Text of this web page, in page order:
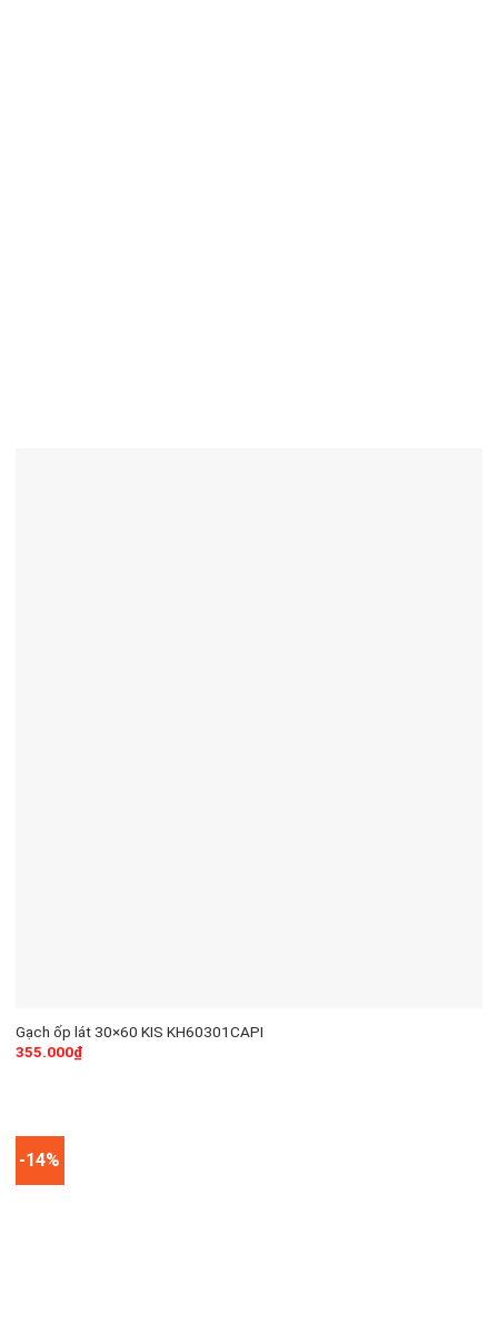
Gạch ốp lát 30×60 KIS KH60301CAPI
355.000₫
-14%